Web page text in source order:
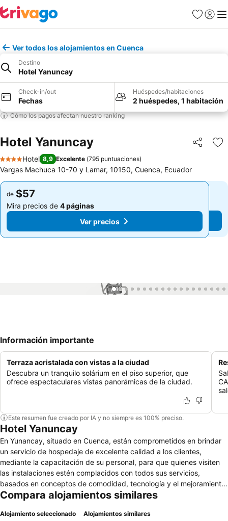
Favoritos
Iniciar
Ver todos los alojamientos en Cuenca
Destino
Hotel Yanuncay
Check-in/out
Fechas
Huéspedes/habitaciones
2 huéspedes, 1 habitación
Cómo los pagos afectan nuestro ranking
Hotel Yanuncay Compartir
4 Estrellas
Hotel 8,9 Excelente (795 puntuaciones)
Vargas Machuca 10-70 y Lamar, 10150, Cuenca, Ecuador
de $57
Mira precios de 4 páginas
Ver precios
de $57
Mira precios de 4 páginas
Ver precios
1 / 49
Información importante
Terraza acristalada con vistas a la ciudad
Descubra un tranquilo solárium en el piso superior, que
ofrece espectaculares vistas panorámicas de la ciudad.
Este resumen fue creado por IA y no siempre es 100% preciso.
Hotel Yanuncay
En Yunancay, situado en Cuenca, están comprometidos en brindar
un servicio de hospedaje de excelente calidad a los clientes,
mediante la capacitación de su personal, para que quienes visiten
las instalaciones estén complacidos con todos sus servicios,
basados en conceptos de comodidad, tecnología y el mejoramiento
continuo de sus procesos, que permitan la mayor productividad y
Compara alojamientos similares
Alojamiento seleccionado Alojamientos similares